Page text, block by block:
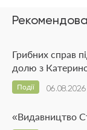
Грибних справ
долю з
06.08.2026
Події
«Видавництво